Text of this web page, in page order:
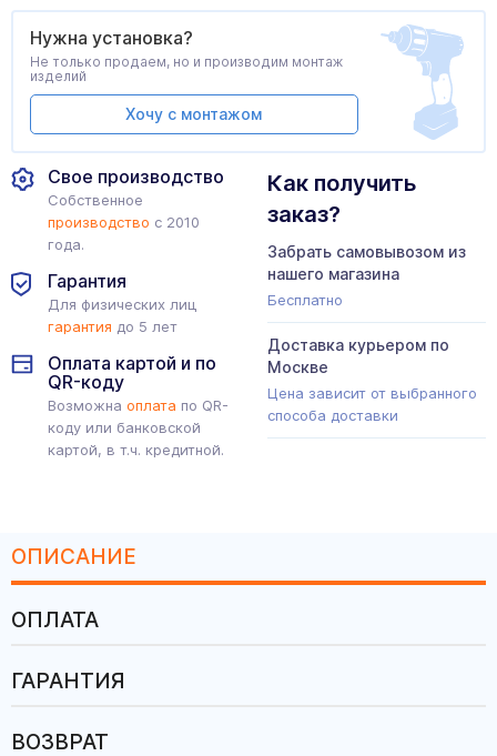
Свое производство
Собственное
производство с 2010
года.
Гарантия
Для физических лиц
гарантия до 5 лет
Оплата картой и по
QR-коду
Возможна оплата по QR-
коду или банковской
картой, в т.ч. кредитной.
Как получить
заказ?
Забрать самовывозом из
нашего магазина
Бесплатно
Доставка курьером по
Москве
Цена зависит от выбранного
способа доставки
Нужна установка?
Не только продаем, но и производим монтаж
изделий
Хочу с монтажом
ОПИСАНИЕ
ОПЛАТА
ГАРАНТИЯ
ВОЗВРАТ